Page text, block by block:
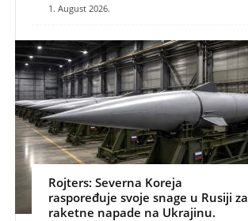
1. August 2026.
Rojters: Severna Koreja
raspoređuje svoje snage u Rusiji za
raketne napade na Ukrajinu.